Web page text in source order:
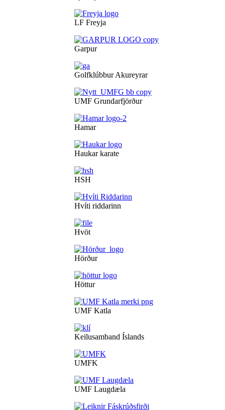
LF Freyja
Garpur
Golfklúbbur Akureyrar
UMF Grundarfjörður
Hamar
Haukar karate
HSH
Hvíti riddarinn
Hvöt
Hörður
Höttur
UMF Katla
Keilusamband Íslands
UMFK
UMF Laugdæla